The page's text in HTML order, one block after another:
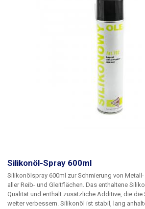
Silikonöl-Spray 600ml
Silikonölspray 600ml zur Schmierung von
aller Reib- und Gleitflächen. Das enthaltene Silikonöl ist von hoher
Qualität und enthält zusätzliche Additive, die
weiter verbessern. Silikonöl ist stabil, lang